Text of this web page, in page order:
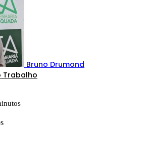
Bruno Drumond
Trabalho